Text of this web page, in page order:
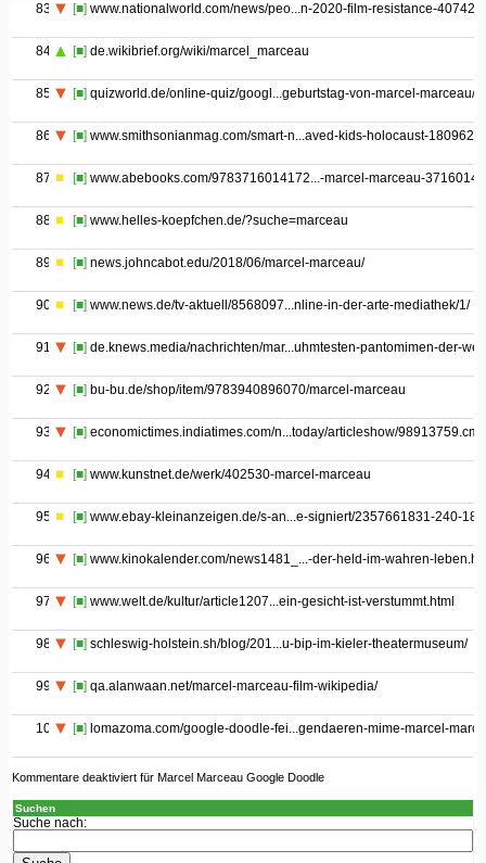
83 [■] www.nationalworld.com/news/peo...n-2020-film-resistance-
84 [■] de.wikibrief.org/wiki/marcel_marceau
85 [■] quizworld.de/online-quiz/googl...geburtstag-von-marcel-marceau/
86 [■] www.smithsonianmag.com/smart-n...aved-kids-holocaust-
87 [■] www.abebooks.com/9783716014172...-marcel-marceau-
88 [■] www.helles-koepfchen.de/?suche=marceau
89 [■] news.johncabot.edu/2018/06/marcel-marceau/
90 [■] www.news.de/tv-aktuell/8568097...nline-in-der-arte-mediathek/1/
91 [■] de.knews.media/nachrichten/mar...uhmtesten-pantomimen-der-
92 [■] bu-bu.de/shop/item/9783940896070/marcel-marceau
93 [■] economictimes.indiatimes.com/n...today/articleshow/98913759.cms
94 [■] www.kunstnet.de/werk/402530-marcel-marceau
95 [■] www.ebay-kleinanzeigen.de/s-an...e-signiert/2357661831-240-
96 [■] www.kinokalender.com/news1481_...-der-held-im-wahren-
97 [■] www.welt.de/kultur/article1207...ein-gesicht-ist-verstummt.html
98 [■] schleswig-holstein.sh/blog/201...u-bip-im-kieler-theatermuseum/
99 [■] qa.alanwaan.net/marcel-marceau-film-wikipedia/
100 [■] lomazoma.com/google-doodle-fei...gendaeren-mime-marcel-
Kommentare deaktiviertfür Marcel Marceau Google Doodle
Suchen
Suche nach: